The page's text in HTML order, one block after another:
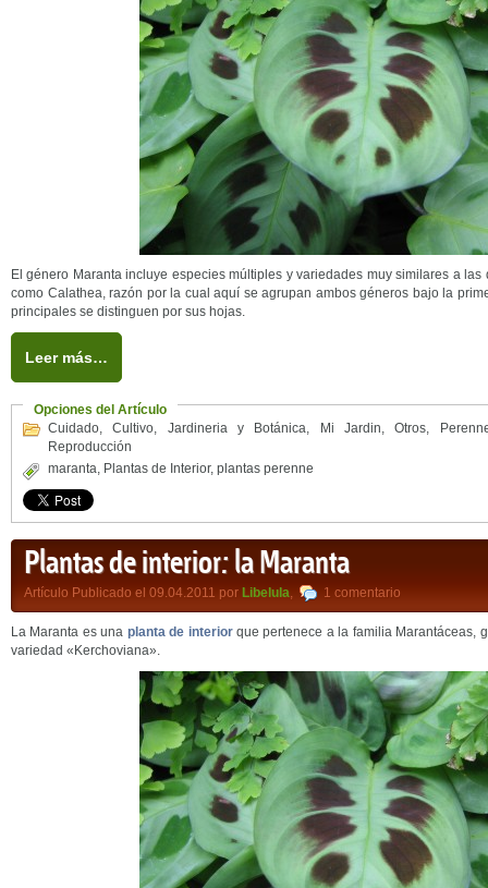
El género Maranta incluye especies múltiples y variedades muy similares a
como Calathea, razón por la cual aquí se agrupan ambos géneros bajo la
principales se distinguen por sus hojas.
Leer más…
Opciones del Artículo
Cuidado,Cultivo, Jardineria y Botánica, Mi Jardin,Otros,
Reproducción
maranta, Plantas de Interior, plantas perenne
Plantas de interior: la Maranta
Artículo Publicado el 09.04.2011 por Libelula, 1 comentario
La Maranta es una planta de interiorque pertenece a la familia Marantáceas,
variedad «Kerchoviana».